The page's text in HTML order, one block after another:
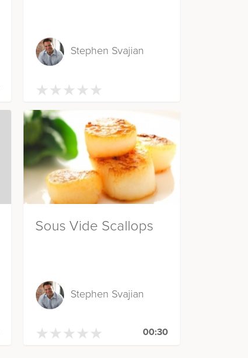
Stephen Svajian
★ ★ ★ ★ ★
★ ★ ★ ★ ★
Sous Vide Scallops
Stephen Svajian
★ ★ ★ ★ ★
★ ★ ★ ★ ★ 00:30